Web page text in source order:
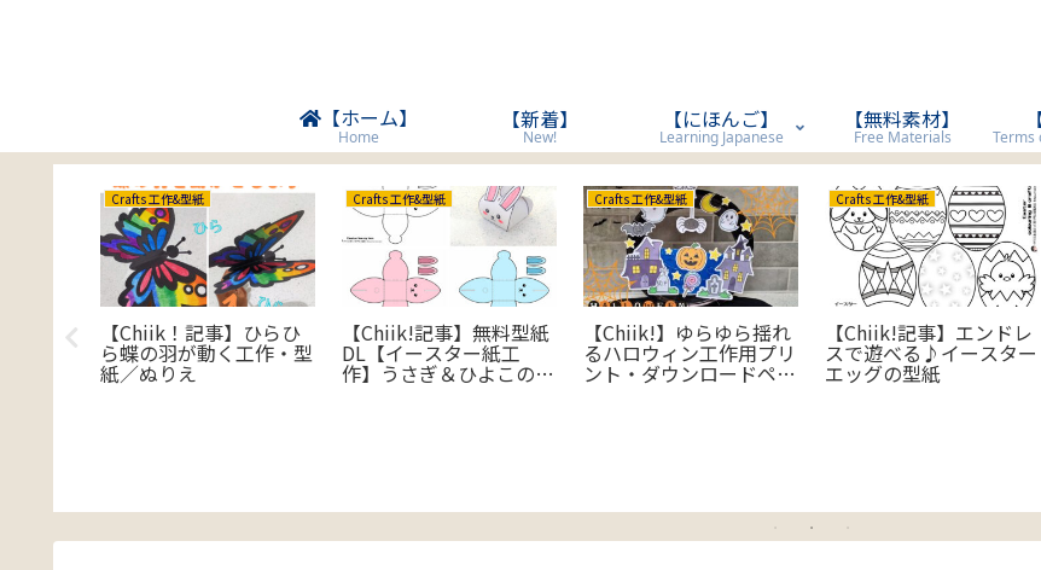
【ホーム】
Home
【新着】
New!
【にほんご】
Learning Japanese
【無料素材】
Free Materials
Crafts 工作&型紙
【Chiik！記事】ひらひ
ら蝶の羽が動く工作・型
紙／ぬりえ
Crafts 工作&型紙
【Chiik!記事】無料型紙
DL【イースター紙工
作】うさぎ＆ひよこのギ
Crafts 工作&型紙
【Chiik!】ゆらゆら揺れ
るハロウィン工作用プリ
ント・ダウンロードペー
Crafts 工作&型紙
【Chiik!記事】エンドレ
スで遊べる♪イースター
エッグの型紙